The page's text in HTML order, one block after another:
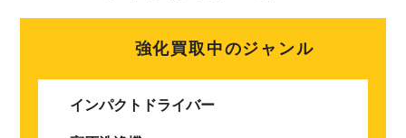
強化買取中のジャンル
インパクトドライバー